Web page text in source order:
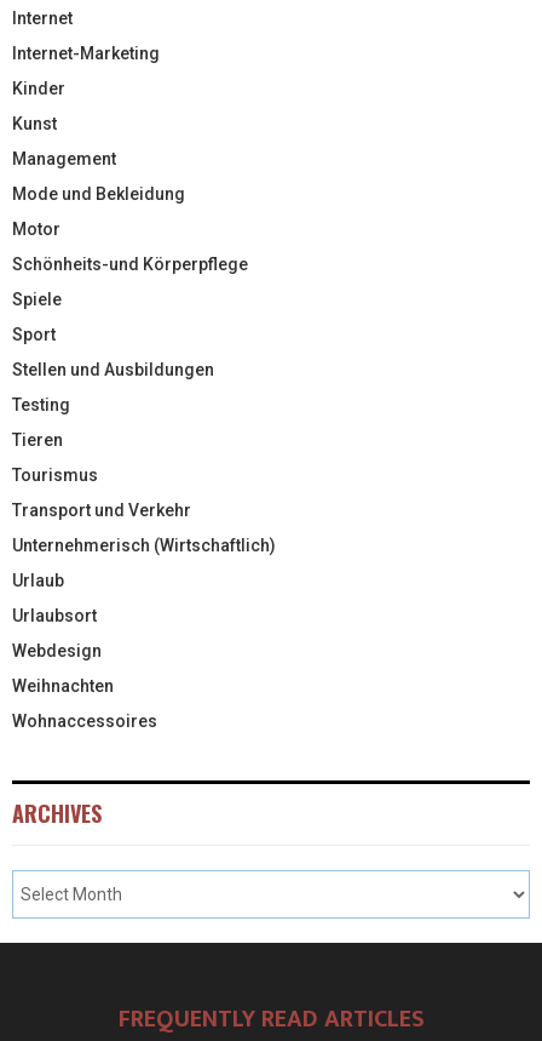
Internet
Internet-Marketing
Kinder
Kunst
Management
Mode und Bekleidung
Motor
Schönheits-und Körperpflege
Spiele
Sport
Stellen und Ausbildungen
Testing
Tieren
Tourismus
Transport und Verkehr
Unternehmerisch (Wirtschaftlich)
Urlaub
Urlaubsort
Webdesign
Weihnachten
Wohnaccessoires
ARCHIVES
FREQUENTLY READ ARTICLES